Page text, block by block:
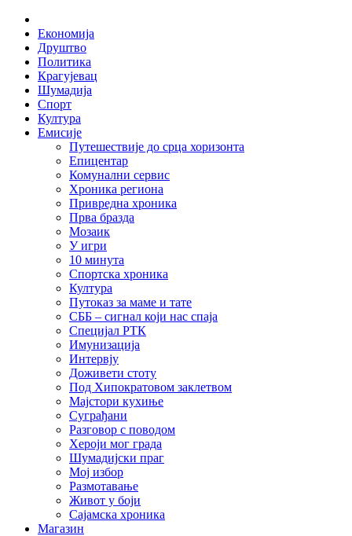
Skip
content
Економија
Друштво
Политика
Крагујевац
Шумадија
Спорт
Култура
Емисије
Путешествије до срца хоризонта
Епицентар
Комунални сервис
Хроника региона
Привредна хроника
Прва бразда
Мозаик
У игри
10 минута
Спортска хроника
Култура
Путоказ за маме и тате
СББ – сигнал који нас спаја
Специјал РТК
Имунизација
Интервју
Доживети стоту
Под Хипократовом заклетвом
Мајстори кухиње
Суграђани
Разговор с поводом
Хероји мог града
Шумадијски праг
Мој избор
Размотавање
Живот у боји
Сајамска хроника
Магазин